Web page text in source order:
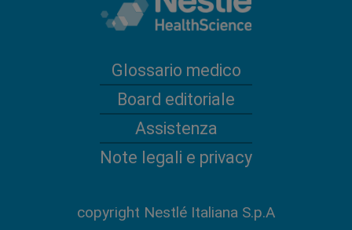
Glossario medico
Board editoriale
Assistenza
Note legali e privacy
copyright Nestlé Italiana S.p.A